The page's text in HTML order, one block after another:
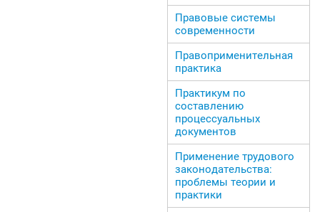
Правовые системы
современности
Правоприменительная
практика
Практикум по
составлению
процессуальных
документов
Применение трудового
законодательства:
проблемы теории и
практики